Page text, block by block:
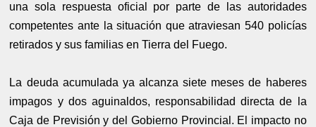
una sola respuesta oficial por parte de las autoridades
competentes ante la situación que atraviesan 540 policías
retirados y sus familias en Tierra del Fuego.
La deuda acumulada ya alcanza siete meses de haberes
impagos y dos aguinaldos, responsabilidad directa de la
Caja de Previsión y del Gobierno Provincial. El impacto no